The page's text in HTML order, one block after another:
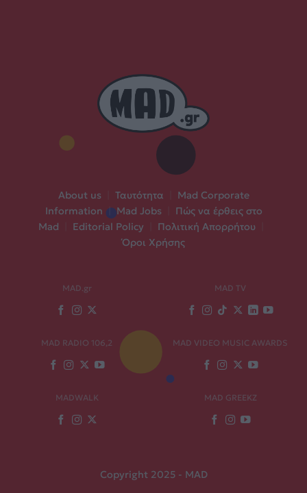
About us Ταυτότητα
Mad Corporate
Information | Mad Jobs
Πώς να έρθεις στο
Mad
Editorial Policy Πολιτική Απορρήτου
Όροι Χρήσης
MAD.gr MAD TV
MAD RADIO 106,2 MAD VIDEO MUSIC AWARDS
MADWALK MAD GREEKZ
Copyright 2025 - MAD